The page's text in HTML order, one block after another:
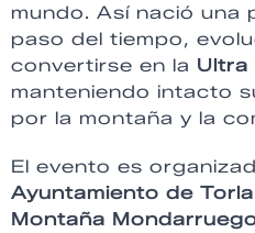
mundo. Así nació una
paso del tiempo,
convertirse en la Ultra
manteniendo intacto
por la montaña y la
El evento es
Ayuntamiento de
Montaña